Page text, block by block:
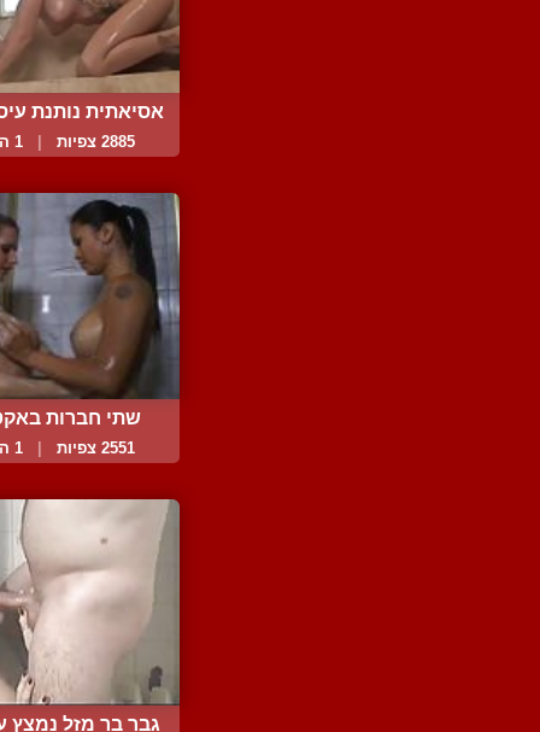
אסיאתית נותנת
2885 צפיות | 1 המלצות
שתי חברות
מאוד...
2551 צפיות 1 המלצות
גבר בר מזל נמצץ